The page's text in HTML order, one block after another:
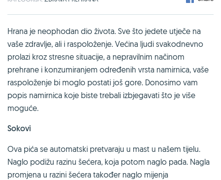
Hrana je neophodan dio života. Sve što jedete utječe na
vaše zdravlje, ali i raspoloženje. Većina ljudi svakodnevno
prolazi kroz stresne situacije, a nepravilnim načinom
prehrane i konzumiranjem određenih vrsta namirnica, vaše
raspoloženje bi moglo postati još gore. Donosimo vam
popis namirnica koje biste trebali izbjegavati što je više
moguće.
Sokovi
Ova pića se automatski pretvaraju u mast u našem tijelu.
Naglo podižu razinu šećera, koja potom naglo pada. Nagla
promjena u razini šećera također naglo mijenja